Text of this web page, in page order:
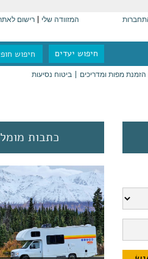
המזוודה שלי רישום לאתר
חיפוש יעדים
הזמנת מפות ומדריכים ביטוח נסיעות
כתבות